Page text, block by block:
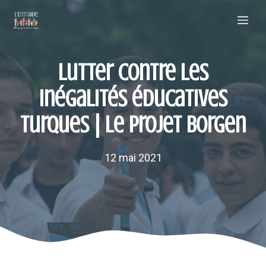
Lutter contre les
inégalités éducatives
turques | Le projet Borgen
12 mai 2021